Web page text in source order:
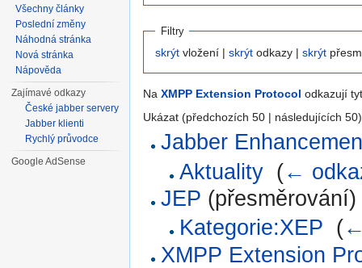
Filtry
skrýt vložení | skrýt odkazy | skrýt
Na XMPP Extension Protocol odkazují
Ukázat (předchozích 50 | následujících
Jabber
Aktuality‎ (←
JEP
Kategorie:XEP (←
XMPP Extension
Všechny články
Poslední změny
Náhodná stránka
Nová stránka
Nápověda
Zajímavé odkazy
České jabber servery
Jabber klienti
Rychlý průvodce
Google AdSense